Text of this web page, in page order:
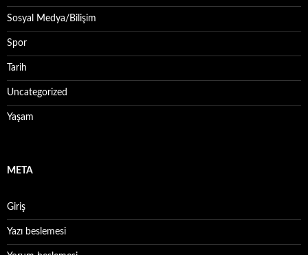
Sosyal Medya/Bilişim
Spor
Tarih
Uncategorized
Yaşam
META
Giriş
Yazı beslemesi